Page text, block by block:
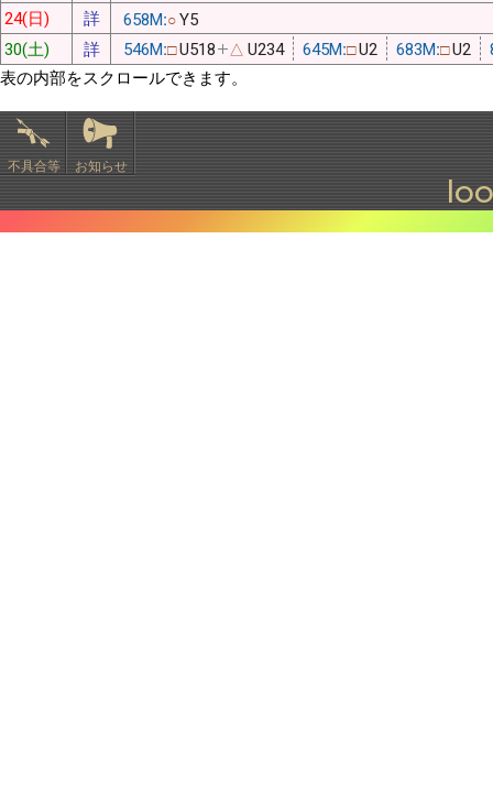
24(日)
詳 658M:○Y5
30(土)
詳 546M:□U518 △ U234 645M:□U2 683M:□U2
表の内部をスクロールできます。
不具合等 お知らせ